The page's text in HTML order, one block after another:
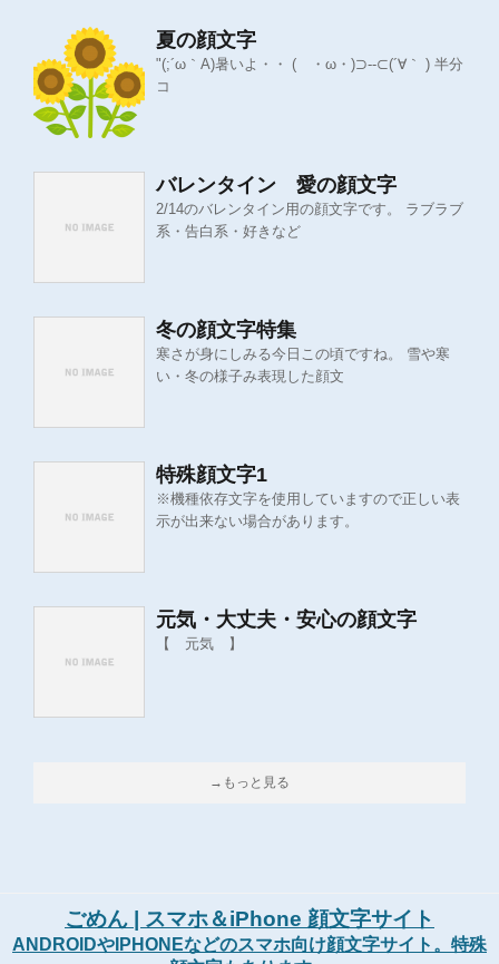
夏の顔文字
"(;´ω｀A)暑いよ・・ ( ・ω・)⊃--⊂(´∀｀ ) 半分
コ
バレンタイン 愛の顔文字
2/14のバレンタイン用の顔文字です。 ラブラブ
系・告白系・好きなど
冬の顔文字特集
寒さが身にしみる今日この頃ですね。 雪や寒
い・冬の様子み表現した顔文
特殊顔文字1
※機種依存文字を使用していますので正しい表
示が出来ない場合があります。
元気・大丈夫・安心の顔文字
【 元気 】
→もっと見る
ごめん | スマホ＆iPhone 顔文字サイト
ANDROIDやIPHONEなどのスマホ向け顔文字サイト。特殊